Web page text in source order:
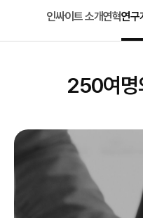
인싸이트 소개연혁연구
250여명